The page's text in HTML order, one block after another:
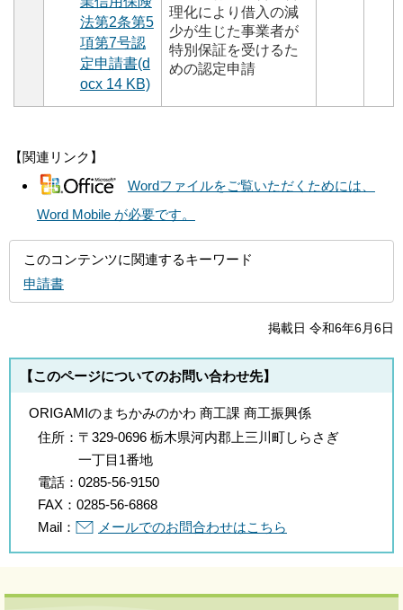
法第2条第5
項第7号認
定申請書(d
ocx 14 KB)
理化により借入の減
少が生じた事業者が
特別保証を受けるた
めの認定申請
【関連リンク】
Wordファイルをご覧いただくためには、
Word Mobile が必要です。
このコンテンツに関連するキーワード
申請書
掲載日 令和6年6月6日
【このページについてのお問い合わせ先】
ORIGAMIのまちかみのかわ 商工課 商工振興係
住所： 〒329-0696 栃木県河内郡上三川町しらさぎ
一丁目1番地
電話： 0285-56-9150
FAX： 0285-56-6868
Mail：
メールでのお問合わせはこちら